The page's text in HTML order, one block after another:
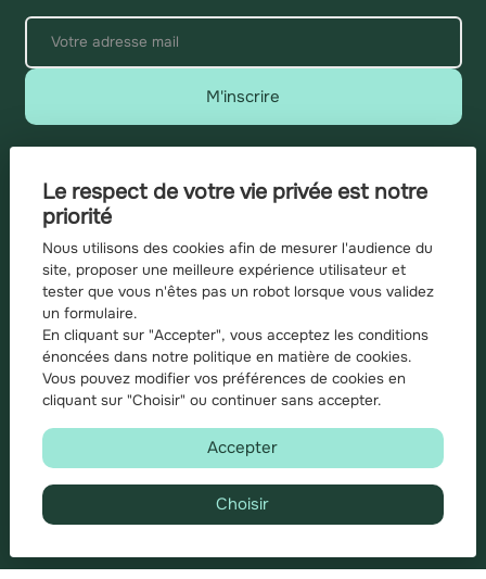
Le respect de votre vie privée est notre
priorité
Nous utilisons des cookies afin de mesurer l'audience du
site, proposer une meilleure expérience utilisateur et
tester que vous n'êtes pas un robot lorsque vous validez
un formulaire.
En cliquant sur "Accepter", vous acceptez les conditions
énoncées dans notre politique en matière de cookies.
Vous pouvez modifier vos préférences de cookies en
cliquant sur "Choisir" ou continuer sans accepter.
Accepter
Choisir
M'inscrire
personnelles
Liens utiles
Annonces
Les Bons Du Coin
Juste Pour Voir
Ils recherchent...
Mon syndic
Blog
Barème d'honoraires
A propos